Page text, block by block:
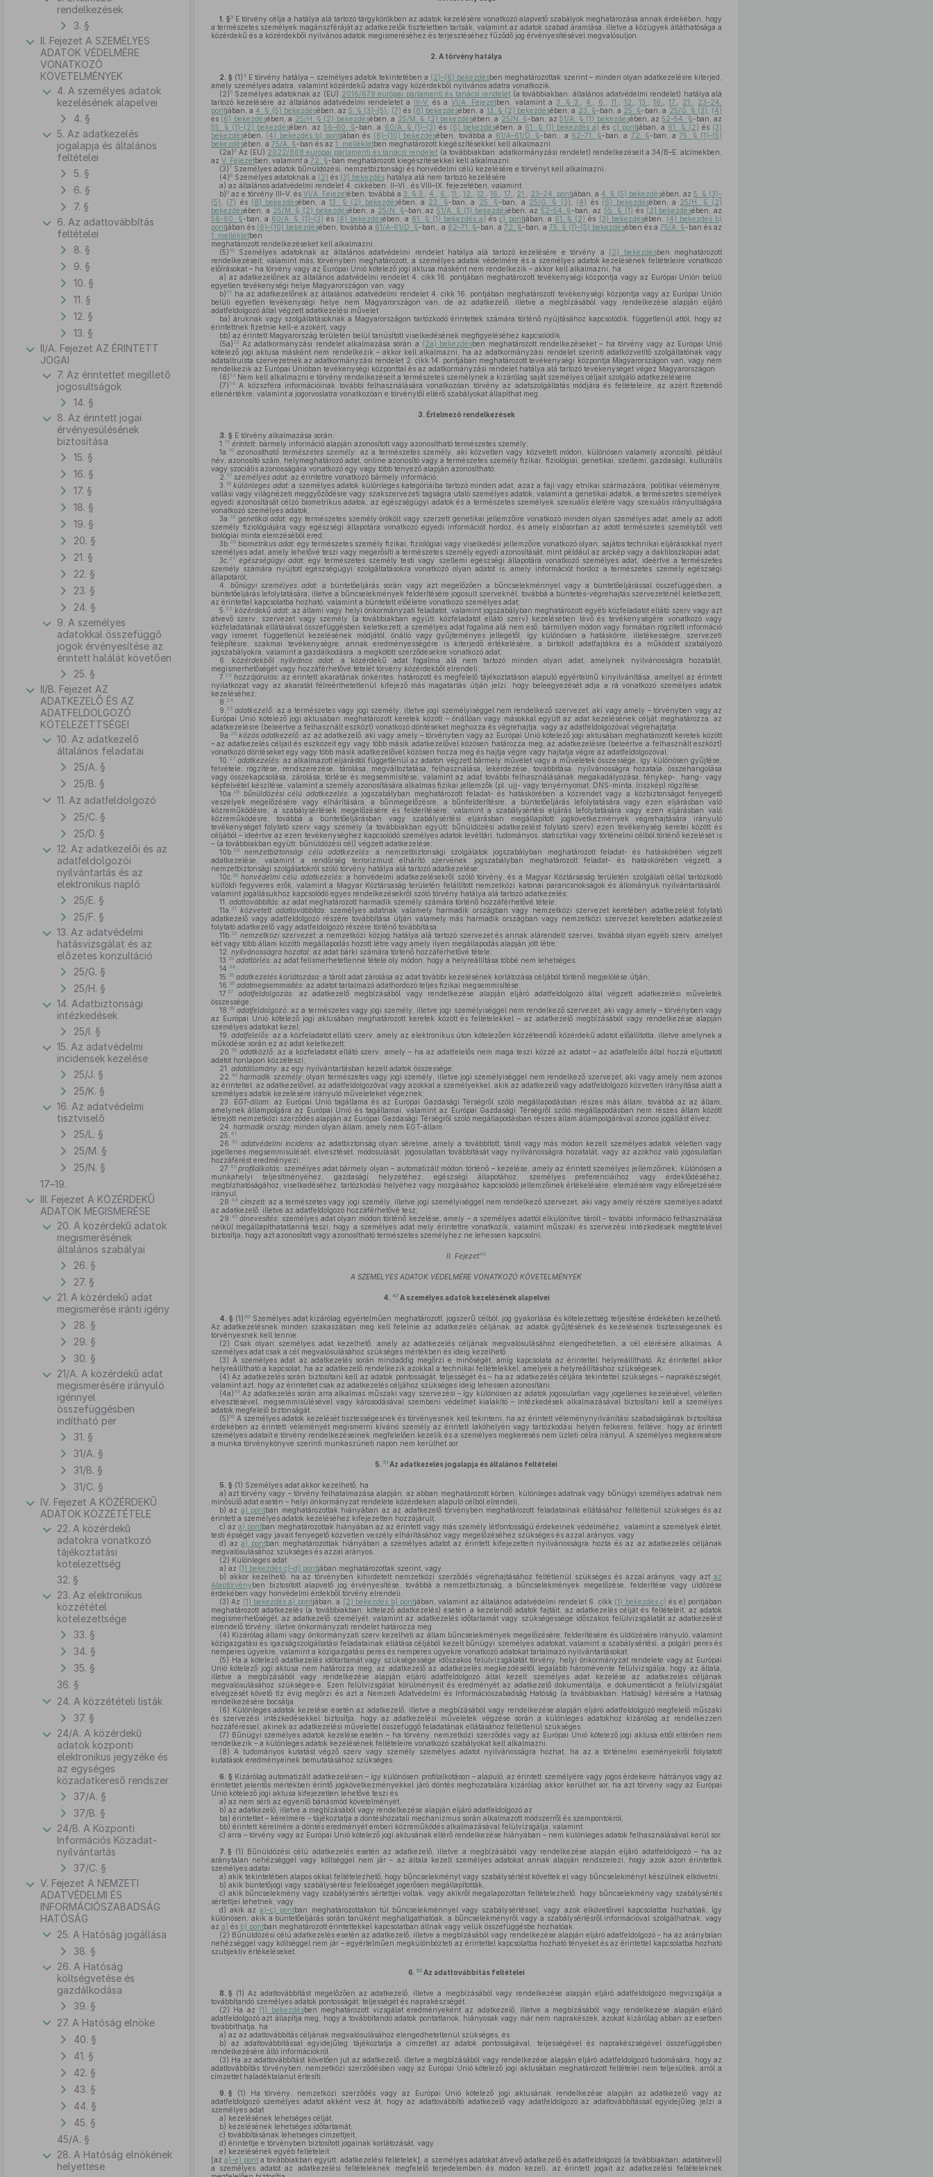
rendelkezések
3. §
II. Fejezet A SZEMÉLYES
ADATOK VÉDELMÉRE
VONATKOZÓ
KÖVETELMÉNYEK
4. A személyes adatok
kezelésének alapelvei
4. §
5. Az adatkezelés
jogalapja és általános
feltételei
5. §
6. §
7. §
6. Az adattovábbítás
feltételei
8. §
9. §
10. §
11. §
12. §
13. §
II/A. Fejezet AZ ÉRINTETT
JOGAI
7. Az érintettet megillető
jogosultságok
14. §
8. Az érintett jogai
érvényesülésének
biztosítása
15. §
16. §
17. §
18. §
19. §
20. §
21. §
22. §
23. §
24. §
9. A személyes
adatokkal összefüggő
jogok érvényesítése az
érintett halálát követően
25. §
II/B. Fejezet AZ
ADATKEZELŐ ÉS AZ
ADATFELDOLGOZÓ
KÖTELEZETTSÉGEI
10. Az adatkezelő
általános feladatai
25/A. §
25/B. §
11. Az adatfeldolgozó
25/C. §
25/D. §
12. Az adatkezelői és az
adatfeldolgozói
nyilvántartás és az
elektronikus napló
25/E. §
25/F. §
13. Az adatvédelmi
hatásvizsgálat és az
előzetes konzultáció
25/G. §
25/H. §
14. Adatbiztonsági
intézkedések
25/I. §
15. Az adatvédelmi
incidensek kezelése
25/J. §
25/K. §
16. Az adatvédelmi
tisztviselő
25/L. §
25/M. §
25/N. §
17–19.
III. Fejezet A KÖZÉRDEKŰ
ADATOK MEGISMERÉSE
20. A közérdekű adatok
megismerésének
általános szabályai
26. §
27. §
21. A közérdekű adat
megismerése iránti igény
28. §
29. §
30. §
21/A. A közérdekű adat
megismerésére irányuló
igénnyel
összefüggésben
indítható per
31. §
31/A. §
31/B. §
31/C. §
IV. Fejezet A KÖZÉRDEKŰ
ADATOK KÖZZÉTÉTELE
22. A közérdekű
adatokra vonatkozó
tájékoztatási
kötelezettség
32. §
23. Az elektronikus
közzététel
kötelezettsége
33. §
34. §
35. §
36. §
24. A közzétételi listák
37. §
24/A. A közérdekű
adatok központi
elektronikus jegyzéke és
az egységes
közadatkereső rendszer
37/A. §
37/B. §
24/B. A Központi
Információs Közadat-
nyilvántartás
37/C. §
V. Fejezet A NEMZETI
ADATVÉDELMI ÉS
INFORMÁCIÓSZABADSÁG
HATÓSÁG
25. A Hatóság jogállása
38. §
26. A Hatóság
költségvetése és
gazdálkodása
39. §
27. A Hatóság elnöke
40. §
41. §
42. §
43. §
44. §
45. §
45/A. §
28. A Hatóság elnökének
helyettese
1. §3 E törvény célja a hatálya alá tartozó tárgykörökben az adatok kezelésére vonatkozó alapvető szabályok meghatározása annak érdekében, hogy
a természetes személyek magánszféráját az adatkezelők tiszteletben tartsák, valamint az adatok szabad áramlása, illetve a közügyek átláthatósága a
közérdekű és a közérdekből nyilvános adatok megismeréséhez és terjesztéséhez fűződő jog érvényesítésével megvalósuljon.
2. A törvény hatálya
2. § (1)4E törvény hatálya – személyes adatok tekintetében a (2)–(6) bekezdésben meghatározottak szerint – minden olyan adatkezelésre kiterjed,
amely személyes adatra, valamint közérdekű adatra vagy közérdekből nyilvános adatra vonatkozik.
(2)5Személyes adatoknak az (EU) 2016/679 európai parlamenti és tanácsi rendelet (a továbbiakban: általános adatvédelmi rendelet) hatálya alá
tartozó kezelésére az általános adatvédelmi rendeletet a III-V. és aVI/A. Fejezetben, valamint a 3. § 3. 4. 6. 11. 12. ,13. ,16. ,17. 21.
23–24.
pontjában, a4. § (5) bekezdésében, az5. § (3)–(5) (7) és (8) bekezdésében, a 13. § (2) bekezdésében, a 23. §-ban, a 25. §-ban, a 25/G. § (3)
(4)
és (6) bekezdésében, a 25/H. § (2) bekezdésében, a 25/M. § (2) bekezdésében, a 25/N. §-ban, az51/A. § (1) bekezdésében, az52–54. §-ban, az
55. § (1)–(2) bekezdésében, az 56–60. §-ban, a 60/A. § (1)–(3) és (6) bekezdésében, a 61. § (1) bekezdés a) és c) pontjában, a 61. § (2) és (3)
bekezdésében, (4) bekezdés b) pontjában és (6)–(10) bekezdésében, továbbá a 61/A–61/D. §-ban,, a 62–71. §-ban, a 72. §-ban, a75. § (1)–(5)
bekezdésében, a 75/A. §-ban és az 1. mellékletben meghatározott kiegészítésekkel kell alkalmazni.
(2a)6Az (EU) 2022/868 európai parlamenti és tanácsi rendelet (a továbbiakban: adatkormányzási rendelet) rendelkezéseit a 34/B–E. alcímekben,
az V. Fejezetben, valamint a 72. §-ban meghatározott kiegészítésekkel kell alkalmazni.
(3)7Személyes adatok bűnüldözési, nemzetbiztonsági és honvédelmi célú kezelésére e törvényt kell alkalmazni.
(4)8Személyes adatoknak a (2) és (3) bekezdéshatálya alá nem tartozó kezelésére
a) az általános adatvédelmi rendelet 4. cikkében, II–VI., és VIII–IX. fejezetében, valamint
b)9az e törvény III–V. és VI/A. Fejezetében, továbbá a 3. § 3. 4. 6. ,11. ,12. ,13. ,16. ,17. 21. 23–24. pontjában, a4. § (5) bekezdésében, az5. § (3)–
(5)
(7) és (8) bekezdésében, a13. § (2) bekezdésében, a 23. §-ban, a 25. §-ban, a 25/G. § (3) (4) és (6) bekezdésében, a 25/H. § (2)
bekezdésében, a 25/M. § (2) bekezdésében, a 25/N. §-ban, az51/A. § (1) bekezdésében, az 52–54. §-ban, az55. § (1) és (2) bekezdésében, az
56–60. §-ban, a 60/A. § (1)–(3) és (6) bekezdésében, a 61. § (1) bekezdés a) ésc) pontjában, a 61. § (2) és (3) bekezdésében, (4) bekezdés b)
pontjában és (6)–(10) bekezdésében, továbbá a 61/A–61/D. §-ban,, a 62–71. §-ban, a72. §-ban, a75. § (1)–(5) bekezdésében és a75/A. §-ban és az
1. mellékletben
meghatározott rendelkezéseket kell alkalmazni.
(5) 10Személyes adatoknak az általános adatvédelmi rendelet hatálya alá tartozó kezelésére e törvény a (2) bekezdésben meghatározott
rendelkezéseit, valamint más, törvényben meghatározott, a személyes adatok védelmére és a személyes adatok kezelésének feltételeire vonatkozó
előírásokat – ha törvény vagy az Európai Unió kötelező jogi aktusa másként nem rendelkezik – akkor kell alkalmazni, ha
a) az adatkezelőnek az általános adatvédelmi rendelet 4. cikk 16. pontjában meghatározott tevékenységi központja vagy az Európai Unión belüli
egyetlen tevékenységi helye Magyarországon van, vagy
b) 11
ha az adatkezelőnek az általános adatvédelmi rendelet 4. cikk 16. pontjában meghatározott tevékenységi központja vagy az Európai Unión
belüli egyetlen tevékenységi helye nem Magyarországon van, de az adatkezelő, illetve a megbízásából vagy rendelkezése alapján eljáró
adatfeldolgozó által végzett adatkezelési művelet
ba) áruknak vagy szolgáltatásoknak a Magyarországon tartózkodó érintettek számára történő nyújtásához kapcsolódik, függetlenül attól, hogy az
érintettnek fizetnie kell-e azokért, vagy
bb) az érintett Magyarország területén belül tanúsított viselkedésének megfigyeléséhez kapcsolódik.
(5a) 12 Az adatkormányzási rendelet alkalmazása során a (2a) bekezdésben meghatározott rendelkezéseket – ha törvény vagy az Európai Unió
kötelező jogi aktusa másként nem rendelkezik – akkor kell alkalmazni, ha az adatkormányzási rendelet szerinti adatközvetítő szolgáltatónak vagy
adataltruista szervezetnek az adatkormányzási rendelet 2. cikk 14. pontjában meghatározott tevékenységi központja Magyarországon van, vagy nem
rendelkezik az Európai Unióban tevékenységi központtal és az adatkormányzási rendelet hatálya alá tartozó tevékenységet végez Magyarországon.
(6) 13Nem kell alkalmazni e törvény rendelkezéseit a természetes személynek a kizárólag saját személyes céljait szolgáló adatkezeléseire.
(7) 14A közszféra információinak további felhasználására vonatkozóan törvény az adatszolgáltatás módjára és feltételeire, az azért fizetendő
ellenértékre, valamint a jogorvoslatra vonatkozóan e törvénytől eltérő szabályokat állapíthat meg.
3. Értelmező rendelkezések
3. § E törvény alkalmazása során:
1. 15 érintett: bármely információ alapján azonosított vagy azonosítható természetes személy;
1a. 16 azonosítható természetes személy: az a természetes személy, aki közvetlen vagy közvetett módon, különösen valamely azonosító, például
név, azonosító szám, helymeghatározó adat, online azonosító vagy a természetes személy fizikai, fiziológiai, genetikai, szellemi, gazdasági, kulturális
vagy szociális azonosságára vonatkozó egy vagy több tényező alapján azonosítható;
2. 17 személyes adat: az érintettre vonatkozó bármely információ;
3. 18 különleges adat: a személyes adatok különleges kategóriáiba tartozó minden adat, azaz a faji vagy etnikai származásra, politikai véleményre,
vallási vagy világnézeti meggyőződésre vagy szakszervezeti tagságra utaló személyes adatok, valamint a genetikai adatok, a természetes személyek
egyedi azonosítását célzó biometrikus adatok, az egészségügyi adatok és a természetes személyek szexuális életére vagy szexuális irányultságára
vonatkozó személyes adatok,
3a. 19 genetikai adat: egy természetes személy örökölt vagy szerzett genetikai jellemzőire vonatkozó minden olyan személyes adat, amely az adott
személy fiziológiájára vagy egészségi állapotára vonatkozó egyedi információt hordoz, és amely elsősorban az adott természetes személyből vett
biológiai minta elemzéséből ered;
3b. 20 biometrikus adat: egy természetes személy fizikai, fiziológiai vagy viselkedési jellemzőire vonatkozó olyan, sajátos technikai eljárásokkal nyert
személyes adat, amely lehetővé teszi vagy megerősíti a természetes személy egyedi azonosítását, mint például az arckép vagy a daktiloszkópiai adat;
3c. 21 egészségügyi adat: egy természetes személy testi vagy szellemi egészségi állapotára vonatkozó személyes adat, ideértve a természetes
személy számára nyújtott egészségügyi szolgáltatásokra vonatkozó olyan adatot is, amely információt hordoz a természetes személy egészségi
állapotáról;
4.
bűnügyi személyes adat: a büntetőeljárás során vagy azt megelőzően a bűncselekménnyel vagy a büntetőeljárással összefüggésben, a
büntetőeljárás lefolytatására, illetve a bűncselekmények felderítésére jogosult szerveknél, továbbá a büntetés-végrehajtás szervezeténél keletkezett,
az érintettel kapcsolatba hozható, valamint a büntetett előéletre vonatkozó személyes adat;
5. 22 közérdekű adat: az állami vagy helyi önkormányzati feladatot, valamint jogszabályban meghatározott egyéb közfeladatot ellátó szerv vagy azt
átvevő szerv, szervezet vagy személy (a továbbiakban együtt: közfeladatot ellátó szerv) kezelésében lévő és tevékenységére vonatkozó vagy
közfeladatának ellátásával összefüggésben keletkezett, a személyes adat fogalma alá nem eső, bármilyen módon vagy formában rögzített információ
vagy ismeret, függetlenül kezelésének módjától, önálló vagy gyűjteményes jellegétől, így különösen a hatáskörre, illetékességre, szervezeti
felépítésre, szakmai tevékenységre, annak eredményességére is kiterjedő értékelésére, a birtokolt adatfajtákra és a működést szabályozó
jogszabályokra, valamint a gazdálkodásra, a megkötött szerződésekre vonatkozó adat;
6.
közérdekből nyilvános adat:
a közérdekű adat fogalma alá nem tartozó minden olyan adat, amelynek nyilvánosságra hozatalát,
megismerhetőségét vagy hozzáférhetővé tételét törvény közérdekből elrendeli;
7. 23 hozzájárulás: az érintett akaratának önkéntes, határozott és megfelelő tájékoztatáson alapuló egyértelmű kinyilvánítása, amellyel az érintett
nyilatkozat vagy az akaratát félreérthetetlenül kifejező más magatartás útján jelzi, hogy beleegyezését adja a rá vonatkozó személyes adatok
kezeléséhez;
8. 24
9. 25 adatkezelő: az a természetes vagy jogi személy, illetve jogi személyiséggel nem rendelkező szervezet, aki vagy amely – törvényben vagy az
Európai Unió kötelező jogi aktusában meghatározott keretek között – önállóan vagy másokkal együtt az adat kezelésének célját meghatározza, az
adatkezelésre (beleértve a felhasznált eszközt) vonatkozó döntéseket meghozza és végrehajtja, vagy az adatfeldolgozóval végrehajtatja;
9a. 26 közös adatkezelő: az az adatkezelő, aki vagy amely – törvényben vagy az Európai Unió kötelező jogi aktusában meghatározott keretek között
– az adatkezelés céljait és eszközeit egy vagy több másik adatkezelővel közösen határozza meg, az adatkezelésre (beleértve a felhasznált eszközt)
vonatkozó döntéseket egy vagy több másik adatkezelővel közösen hozza meg és hajtja végre vagy hajtatja végre az adatfeldolgozóval;
10. 27 adatkezelés: az alkalmazott eljárástól függetlenül az adaton végzett bármely művelet vagy a műveletek összessége, így különösen gyűjtése,
felvétele, rögzítése, rendszerezése, tárolása, megváltoztatása, felhasználása, lekérdezése, továbbítása, nyilvánosságra hozatala, összehangolása
vagy összekapcsolása, zárolása, törlése és megsemmisítése, valamint az adat további felhasználásának megakadályozása, fénykép-, hang- vagy
képfelvétel készítése, valamint a személy azonosítására alkalmas fizikai jellemzők (pl. ujj- vagy tenyérnyomat, DNS-minta, íriszkép) rögzítése;
10a. 28 bűnüldözési célú adatkezelés: a jogszabályban meghatározott feladat- és hatáskörében a közrendet vagy a közbiztonságot fenyegető
veszélyek megelőzésére vagy elhárítására, a bűnmegelőzésre, a bűnfelderítésre, a büntetőeljárás lefolytatására vagy ezen eljárásban való
közreműködésre, a szabálysértések megelőzésére és felderítésére, valamint a szabálysértési eljárás lefolytatására vagy ezen eljárásban való
közreműködésre, továbbá a büntetőeljárásban vagy szabálysértési eljárásban megállapított jogkövetkezmények végrehajtására irányuló
tevékenységet folytató szerv vagy személy (a továbbiakban együtt: bűnüldözési adatkezelést folytató szerv) ezen tevékenység keretei között és
céljából – ideértve az ezen tevékenységhez kapcsolódó személyes adatok levéltári, tudományos, statisztikai vagy történelmi célból történő kezelését is
– (a továbbiakban együtt: bűnüldözési cél) végzett adatkezelése;
10b. 29 nemzetbiztonsági célú adatkezelés: a nemzetbiztonsági szolgálatok jogszabályban meghatározott feladat- és hatáskörében végzett
adatkezelése, valamint a rendőrség terrorizmust elhárító szervének jogszabályban meghatározott feladat- és hatáskörében végzett, a
nemzetbiztonsági szolgálatokról szóló törvény hatálya alá tartozó adatkezelése;
10c. 30 honvédelmi célú adatkezelés: a honvédelmi adatkezelésekről szóló törvény, és a Magyar Köztársaság területén szolgálati céllal tartózkodó
külföldi fegyveres erők, valamint a Magyar Köztársaság területén felállított nemzetközi katonai parancsnokságok és állományuk nyilvántartásáról,
valamint jogállásukhoz kapcsolódó egyes rendelkezésekről szóló törvény hatálya alá tartozó adatkezelés;
11. adattovábbítás: az adat meghatározott harmadik személy számára történő hozzáférhetővé tétele;
11a. 31 közvetett adattovábbítás: személyes adatnak valamely harmadik országban vagy nemzetközi szervezet keretében adatkezelést folytató
adatkezelő vagy adatfeldolgozó részére továbbítása útján valamely más harmadik országban vagy nemzetközi szervezet keretében adatkezelést
folytató adatkezelő vagy adatfeldolgozó részére történő továbbítása;
11b. 32 nemzetközi szervezet: a nemzetközi közjog hatálya alá tartozó szervezet és annak alárendelt szervei, továbbá olyan egyéb szerv, amelyet
két vagy több állam közötti megállapodás hozott létre vagy amely ilyen megállapodás alapján jött létre;
12. nyilvánosságra hozatal: az adat bárki számára történő hozzáférhetővé tétele;
13. 33 adattörlés: az adat felismerhetetlenné tétele oly módon, hogy a helyreállítása többé nem lehetséges;
14. 34
15. 35 adatkezelés korlátozása: a tárolt adat zárolása az adat további kezelésének korlátozása céljából történő megjelölése útján;
16. 36 adatmegsemmisítés: az adatot tartalmazó adathordozó teljes fizikai megsemmisítése;
17. 37 adatfeldolgozás:
az adatkezelő megbízásából vagy rendelkezése alapján eljáró adatfeldolgozó által végzett adatkezelési műveletek
összessége;
18. 38 adatfeldolgozó: az a természetes vagy jogi személy, illetve jogi személyiséggel nem rendelkező szervezet, aki vagy amely – törvényben vagy
az Európai Unió kötelező jogi aktusában meghatározott keretek között és feltételekkel – az adatkezelő megbízásából vagy rendelkezése alapján
személyes adatokat kezel;
19.
adatfelelős: az a közfeladatot ellátó szerv, amely az elektronikus úton kötelezően közzéteendő közérdekű adatot előállította, illetve amelynek a
működése során ez az adat keletkezett;
20. 39 adatközlő: az a közfeladatot ellátó szerv, amely – ha az adatfelelős nem maga teszi közzé az adatot – az adatfelelős által hozzá eljuttatott
adatot honlapon közzéteszi;
21. adatállomány: az egy nyilvántartásban kezelt adatok összessége;
22. 40 harmadik személy: olyan természetes vagy jogi személy, illetve jogi személyiséggel nem rendelkező szervezet, aki vagy amely nem azonos
az érintettel, az adatkezelővel, az adatfeldolgozóval vagy azokkal a személyekkel, akik az adatkezelő vagy adatfeldolgozó közvetlen irányítása alatt a
személyes adatok kezelésére irányuló műveleteket végeznek;
23.
EGT-állam: az Európai Unió tagállama és az Európai Gazdasági Térségről szóló megállapodásban részes más állam, továbbá az az állam,
amelynek állampolgára az Európai Unió és tagállamai, valamint az Európai Gazdasági Térségről szóló megállapodásban nem részes állam között
létrejött nemzetközi szerződés alapján az Európai Gazdasági Térségről szóló megállapodásban részes állam állampolgárával azonos jogállást élvez;
24. harmadik ország: minden olyan állam, amely nem EGT-állam.
25. 41
26. 42 adatvédelmi incidens: az adatbiztonság olyan sérelme, amely a továbbított, tárolt vagy más módon kezelt személyes adatok véletlen vagy
jogellenes megsemmisülését, elvesztését, módosulását, jogosulatlan továbbítását vagy nyilvánosságra hozatalát, vagy az azokhoz való jogosulatlan
hozzáférést eredményezi;
27. 43 profilalkotás: személyes adat bármely olyan – automatizált módon történő – kezelése, amely az érintett személyes jellemzőinek, különösen a
munkahelyi teljesítményéhez, gazdasági helyzetéhez, egészségi állapotához, személyes preferenciáihoz vagy érdeklődéséhez,
megbízhatóságához, viselkedéséhez, tartózkodási helyéhez vagy mozgásához kapcsolódó jellemzőinek értékelésére, elemzésére vagy előrejelzésére
irányul;
28. 44 címzett: az a természetes vagy jogi személy, illetve jogi személyiséggel nem rendelkező szervezet, aki vagy amely részére személyes adatot
az adatkezelő, illetve az adatfeldolgozó hozzáférhetővé tesz;
29. 45 álnevesítés: személyes adat olyan módon történő kezelése, amely – a személyes adattól elkülönítve tárolt – további információ felhasználása
nélkül megállapíthatatlanná teszi, hogy a személyes adat mely érintettre vonatkozik, valamint műszaki és szervezési intézkedések megtételével
biztosítja, hogy azt azonosított vagy azonosítható természetes személyhez ne lehessen kapcsolni;
II. Fejezet46
A SZEMÉLYES ADATOK VÉDELMÉRE VONATKOZÓ KÖVETELMÉNYEK
4. 47A személyes adatok kezelésének alapelvei
4. § (1)48 Személyes adat kizárólag egyértelműen meghatározott, jogszerű célból, jog gyakorlása és kötelezettség teljesítése érdekében kezelhető.
Az adatkezelésnek minden szakaszában meg kell felelnie az adatkezelés céljának, az adatok gyűjtésének és kezelésének tisztességesnek és
törvényesnek kell lennie.
(2) Csak olyan személyes adat kezelhető, amely az adatkezelés céljának megvalósulásához elengedhetetlen, a cél elérésére alkalmas. A
személyes adat csak a cél megvalósulásához szükséges mértékben és ideig kezelhető.
(3) A személyes adat az adatkezelés során mindaddig megőrzi e minőségét, amíg kapcsolata az érintettel helyreállítható. Az érintettel akkor
helyreállítható a kapcsolat, ha az adatkezelő rendelkezik azokkal a technikai feltételekkel, amelyek a helyreállításhoz szükségesek.
(4) Az adatkezelés során biztosítani kell az adatok pontosságát, teljességét és – ha az adatkezelés céljára tekintettel szükséges – naprakészségét,
valamint azt, hogy az érintettet csak az adatkezelés céljához szükséges ideig lehessen azonosítani.
(4a)49Az adatkezelés során arra alkalmas műszaki vagy szervezési – így különösen az adatok jogosulatlan vagy jogellenes kezelésével, véletlen
elvesztésével, megsemmisülésével vagy károsodásával szembeni védelmet kialakító – intézkedések alkalmazásával biztosítani kell a személyes
adatok megfelelő biztonságát.
(5)50A személyes adatok kezelését tisztességesnek és törvényesnek kell tekinteni, ha az érintett véleménynyilvánítási szabadságának biztosítása
érdekében az érintett véleményét megismerni kívánó személy az érintett lakóhelyén vagy tartózkodási helyén felkeresi, feltéve, hogy az érintett
személyes adatait e törvény rendelkezéseinek megfelelően kezelik és a személyes megkeresés nem üzleti célra irányul. A személyes megkeresésre
a munka törvénykönyve szerinti munkaszüneti napon nem kerülhet sor.
5. 51 Az adatkezelés jogalapja és általános feltételei
5. § (1) Személyes adat akkor kezelhető, ha
a) azt törvény vagy – törvény felhatalmazása alapján, az abban meghatározott körben, különleges adatnak vagy bűnügyi személyes adatnak nem
minősülő adat esetén – helyi önkormányzat rendelete közérdeken alapuló célból elrendeli,
b) az a) pontban meghatározottak hiányában az az adatkezelő törvényben meghatározott feladatainak ellátásához feltétlenül szükséges és az
érintett a személyes adatok kezeléséhez kifejezetten hozzájárult,
c) aza) pontban meghatározottak hiányában az az érintett vagy más személy létfontosságú érdekeinek védelméhez, valamint a személyek életét,
testi épségét vagy javait fenyegető közvetlen veszély elhárításához vagy megelőzéséhez szükséges és azzal arányos, vagy
d) aza) pontban meghatározottak hiányában a személyes adatot az érintett kifejezetten nyilvánosságra hozta és az az adatkezelés céljának
megvalósulásához szükséges és azzal arányos.
(2) Különleges adat
a) az (1) bekezdés c)–d) pontjában meghatározottak szerint, vagy
b) akkor kezelhető, ha az törvényben kihirdetett nemzetközi szerződés végrehajtásához feltétlenül szükséges és azzal arányos, vagy aztaz
Alaptörvényben biztosított alapvető jog érvényesítése, továbbá a nemzetbiztonság, a bűncselekmények megelőzése, felderítése vagy üldözése
érdekében vagy honvédelmi érdekből törvény elrendeli.
(3) Az (1) bekezdés a) pontjában, a (2) bekezdés b) pontjában, valamint az általános adatvédelmi rendelet 6. cikk (1) bekezdés c) és e) pontjában
meghatározott adatkezelés (a továbbiakban: kötelező adatkezelés) esetén a kezelendő adatok fajtáit, az adatkezelés célját és feltételeit, az adatok
megismerhetőségét, az adatkezelő személyét, valamint az adatkezelés időtartamát vagy szükségessége időszakos felülvizsgálatát az adatkezelést
elrendelő törvény, illetve önkormányzati rendelet határozza meg.
(4) Kizárólag állami vagy önkormányzati szerv kezelheti az állam bűncselekmények megelőzésére, felderítésére és üldözésére irányuló, valamint
közigazgatási és igazságszolgáltatási feladatainak ellátása céljából kezelt bűnügyi személyes adatokat, valamint a szabálysértési, a polgári peres és
nemperes ügyekre, valamint a közigazgatási peres és nemperes ügyekre vonatkozó adatokat tartalmazó nyilvántartásokat.
(5) Ha a kötelező adatkezelés időtartamát vagy szükségessége időszakos felülvizsgálatát törvény, helyi önkormányzat rendelete vagy az Európai
Unió kötelező jogi aktusa nem határozza meg, az adatkezelő az adatkezelés megkezdésétől legalább háromévente felülvizsgálja, hogy az általa,
illetve a megbízásából vagy rendelkezése alapján eljáró adatfeldolgozó által kezelt személyes adat kezelése az adatkezelés céljának
megvalósulásához szükséges-e. Ezen felülvizsgálat körülményeit és eredményét az adatkezelő dokumentálja, e dokumentációt a felülvizsgálat
elvégzését követő tíz évig megőrzi és azt a Nemzeti Adatvédelmi és Információszabadság Hatóság (a továbbiakban: Hatóság) kérésére a Hatóság
rendelkezésére bocsátja.
(6) Különleges adatok kezelése esetén az adatkezelő, illetve a megbízásából vagy rendelkezése alapján eljáró adatfeldolgozó megfelelő műszaki
és szervezési intézkedésekkel biztosítja, hogy az adatkezelési műveletek végzése során a különleges adatokhoz kizárólag az rendelkezzen
hozzáféréssel, akinek az adatkezelési művelettel összefüggő feladatának ellátásához feltétlenül szükséges.
(7) Bűnügyi személyes adatok kezelése esetén – ha törvény, nemzetközi szerződés vagy az Európai Unió kötelező jogi aktusa ettől eltérően nem
rendelkezik – a különleges adatok kezelésének feltételeire vonatkozó szabályokat kell alkalmazni.
(8) A tudományos kutatást végző szerv vagy személy személyes adatot nyilvánosságra hozhat, ha az a történelmi eseményekről folytatott
kutatások eredményeinek bemutatásához szükséges.
6. § Kizárólag automatizált adatkezelésen – így különösen profilalkotáson – alapuló, az érintett személyére vagy jogos érdekeire hátrányos vagy az
érintettet jelentős mértékben érintő jogkövetkezményekkel járó döntés meghozatalára kizárólag akkor kerülhet sor, ha azt törvény vagy az Európai
Unió kötelező jogi aktusa kifejezetten lehetővé teszi és
a) az nem sérti az egyenlő bánásmód követelményét,
b) az adatkezelő, illetve a megbízásából vagy rendelkezése alapján eljáró adatfeldolgozó az
ba) érintettet – kérelmére – tájékoztatja a döntéshozatali mechanizmus során alkalmazott módszerről és szempontokról,
bb) érintett kérelmére a döntés eredményét emberi közreműködés alkalmazásával felülvizsgálja, valamint
c) arra – törvény vagy az Európai Unió kötelező jogi aktusának eltérő rendelkezése hiányában – nem különleges adatok felhasználásával kerül sor.
7. § (1) Bűnüldözési célú adatkezelés esetén az adatkezelő, illetve a megbízásából vagy rendelkezése alapján eljáró adatfeldolgozó – ha az
aránytalan nehézséggel vagy költséggel nem jár – az általa kezelt személyes adatokat annak alapján rendszerezi, hogy azok azon érintettek
személyes adatai
a) akik tekintetében alapos okkal feltételezhető, hogy bűncselekményt vagy szabálysértést követtek el vagy bűncselekményt készülnek elkövetni,
b) akik büntetőjogi vagy szabálysértési felelősségét jogerősen megállapították,
c) akik bűncselekmény vagy szabálysértés sértettjei voltak, vagy akikről megalapozottan feltételezhető, hogy bűncselekmény vagy szabálysértés
sértettjei lehetnek, vagy
d) akik aza)–c) pontban meghatározottakon túl bűncselekménnyel vagy szabálysértéssel, vagy azok elkövetőivel kapcsolatba hozhatóak, így
különösen, akik a büntetőeljárás során tanúként meghallgathatóak, a bűncselekményről vagy a szabálysértésről információval szolgálhatnak, vagy
az a) és b) pontban meghatározott érintettekkel kapcsolatban állnak vagy velük összefüggésbe hozhatóak.
(2) Bűnüldözési célú adatkezelés esetén az adatkezelő, illetve a megbízásából vagy rendelkezése alapján eljáró adatfeldolgozó – ha az aránytalan
nehézséggel vagy költséggel nem jár – egyértelműen megkülönbözteti az érintettel kapcsolatba hozható tényeket és az érintettel kapcsolatba hozható
szubjektív értékeléseket.
6. 52Az adattovábbítás feltételei
8. § (1) Az adattovábbítást megelőzően az adatkezelő, illetve a megbízásából vagy rendelkezése alapján eljáró adatfeldolgozó megvizsgálja a
továbbítandó személyes adatok pontosságát, teljességét és naprakészségét.
(2) Ha az (1) bekezdésben meghatározott vizsgálat eredményeként az adatkezelő, illetve a megbízásából vagy rendelkezése alapján eljáró
adatfeldolgozó azt állapítja meg, hogy a továbbítandó adatok pontatlanok, hiányosak vagy már nem naprakészek, azokat kizárólag abban az esetben
továbbíthatja, ha
a) az az adattovábbítás céljának megvalósulásához elengedhetetlenül szükséges, és
b) az adattovábbítással egyidejűleg tájékoztatja a címzettet az adatok pontosságával, teljességével és naprakészségével összefüggésben
rendelkezésére álló információkról.
(3) Ha az adattovábbítást követően jut az adatkezelő, illetve a megbízásából vagy rendelkezése alapján eljáró adatfeldolgozó tudomására, hogy az
adattovábbítás törvényben, nemzetközi szerződésben vagy az Európai Unió kötelező jogi aktusában meghatározott feltételei nem teljesültek, arról a
címzettet haladéktalanul értesíti.
9. § (1) Ha törvény, nemzetközi szerződés vagy az Európai Unió kötelező jogi aktusának rendelkezése alapján az adatkezelő vagy az
adatfeldolgozó személyes adatot akként vesz át, hogy az adattovábbító adatkezelő vagy adatfeldolgozó az adattovábbítással egyidejűleg jelzi a
személyes adat
a) kezelésének lehetséges célját,
b) kezelésének lehetséges időtartamát,
c) továbbításának lehetséges címzettjeit,
d) érintettje e törvényben biztosított jogainak korlátozását, vagy
e) kezelésének egyéb feltételeit
[az a)–e) ponta továbbiakban együtt: adatkezelési feltételek], a személyes adatokat átvevő adatkezelő és adatfeldolgozó (a továbbiakban: adatátvevő)
a személyes adatot az adatkezelési feltételeknek megfelelő terjedelemben és módon kezeli, az érintett jogait az adatkezelési feltételeknek